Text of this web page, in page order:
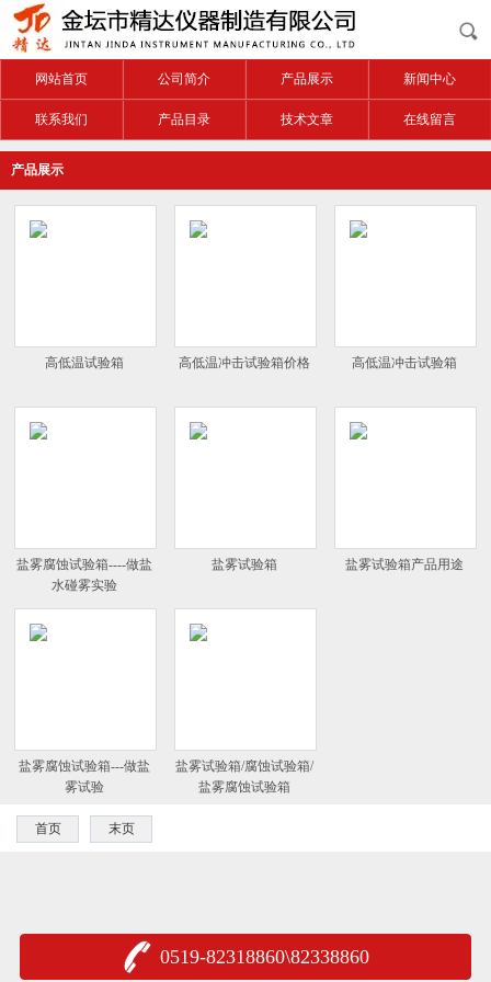
网站首页 公司简介 产品展示 新闻中心
联系我们 产品目录 技术文章 在线留言
产品展示
高低温试验箱 高低温冲击试验箱价格 高低温冲击试验箱
盐雾腐蚀试验箱----做盐
水碰雾实验
盐雾试验箱 盐雾试验箱产品用途
盐雾腐蚀试验箱---做盐
雾试验
盐雾试验箱/腐蚀试验箱/
盐雾腐蚀试验箱
首页 末页
0519-82318860\82338860